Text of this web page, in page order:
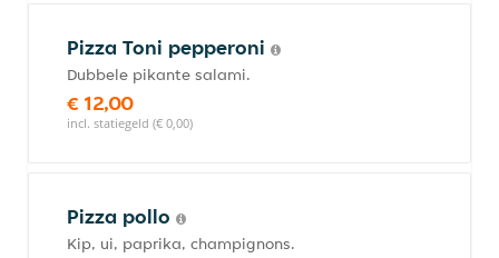
Pizza Toni pepperoni
Dubbele pikante salami.
€ 12,00
incl. statiegeld (€ 0,00)
Pizza pollo
Kip, ui, paprika, champignons.